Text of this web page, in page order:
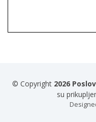
© Copyright 2026
su